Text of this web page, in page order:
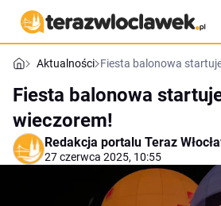
Aktualności Fiesta balonowa
Fiesta balonowa
wieczorem!
Redakcja portalu Teraz
27 czerwca 2025, 10:55